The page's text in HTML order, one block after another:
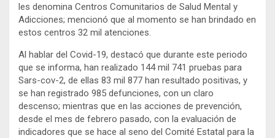
les denomina Centros Comunitarios de Salud Mental y
Adicciones; mencionó que al momento se han brindado en
estos centros 32 mil atenciones.
Al hablar del Covid-19, destacó que durante este periodo
que se informa, han realizado 144 mil 741 pruebas para
Sars-cov-2, de ellas 83 mil 877 han resultado positivas, y
se han registrado 985 defunciones, con un claro
descenso; mientras que en las acciones de prevención,
desde el mes de febrero pasado, con la evaluación de
indicadores que se hace al seno del Comité Estatal para la